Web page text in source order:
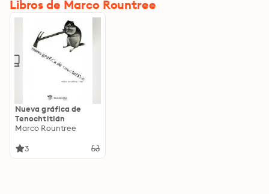
Libros de Marco Rountree
Nueva gráfica de
Tenochtitlán
Marco Rountree
3